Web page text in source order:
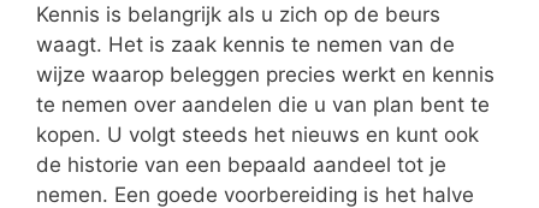
Kennis is belangrijk als u zich op de beurs
waagt. Het is zaak kennis te nemen van de
wijze waarop beleggen precies werkt en kennis
te nemen over aandelen die u van plan bent te
kopen. U volgt steeds het nieuws en kunt ook
de historie van een bepaald aandeel tot je
nemen. Een goede voorbereiding is het halve